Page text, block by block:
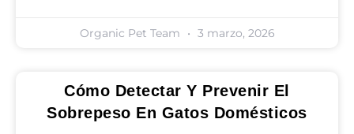
Organic Pet Team 3 marzo, 2026
Cómo Detectar Y Prevenir El
Sobrepeso En Gatos Domésticos